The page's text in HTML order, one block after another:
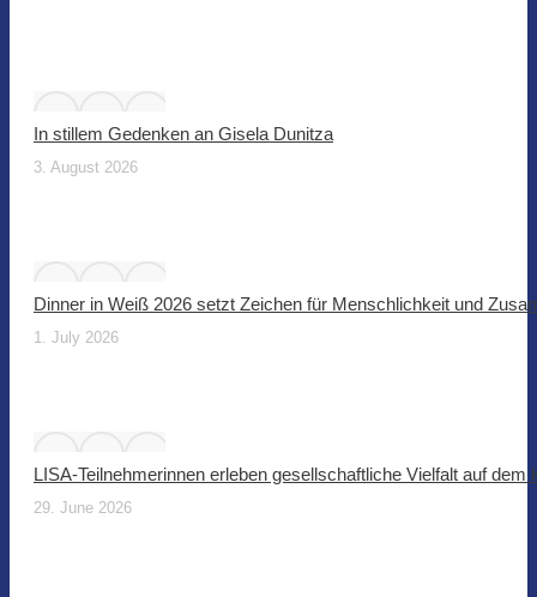
In stillem Gedenken an Gisela Dunitza
3. August 2026
Dinner in Weiß 2026 setzt Zeichen für Menschlichkeit und
1. July 2026
LISA-Teilnehmerinnen erleben gesellschaftliche Vielfalt auf dem
29. June 2026